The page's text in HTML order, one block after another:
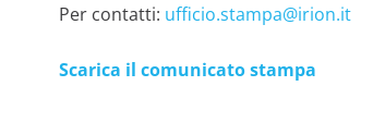
Per contatti: ufficio.stampa@irion.it
Scarica il comunicato stampa